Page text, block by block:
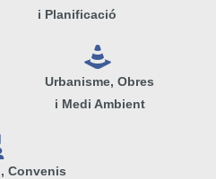
i Planificació
e
Urbanisme, Obres
i Medi Ambient
Convenis